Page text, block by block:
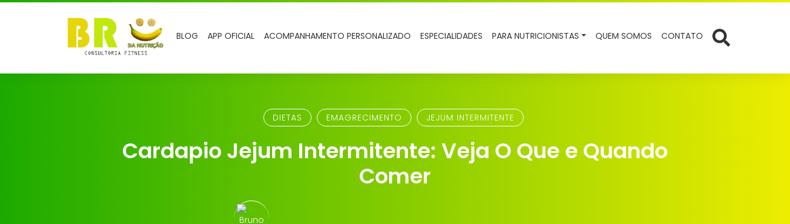
BLOG APP OFICIAL ACOMPANHAMENTO PERSONALIZADO ESPECIALIDADES PARA NUTRICIONISTAS QUEM SOMOS CONTATO
DIETAS EMAGRECIMENTO JEJUM INTERMITENTE
Cardapio Jejum Intermitente: Veja O Que e Quando
Comer